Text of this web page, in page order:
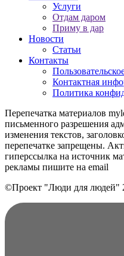
Услуги
Отдам даром
Приму в дар
Новости
Статьи
Контакты
Контактная
Политика
Перепечатка материалов
письменного разрешения
изменения текстов,
перепечатке запрещены.
гиперссылка на источник
рекламы пишите на еmail
©Проект "Люди для людей"